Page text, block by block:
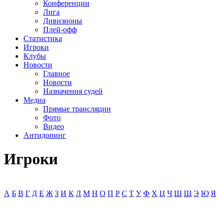
Конференции
Лига
Дивизионы
Плей-офф
Статистика
Игроки
Клубы
Новости
Главное
Новости
Назначения судей
Медиа
Прямые трансляции
Фото
Видео
Антидопинг
Игроки
А Б В Г Д Е Ж З И К Л М Н О П Р С Т У Ф Х Ц Ч Ш Щ Э Ю Я